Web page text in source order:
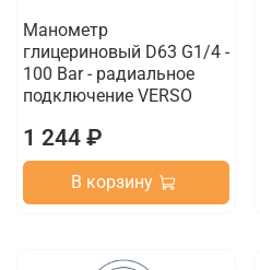
Манометр
глицериновый D63 G1/4 -
100 Bar - радиальное
подключение VERSO
1 244 ₽
В корзину